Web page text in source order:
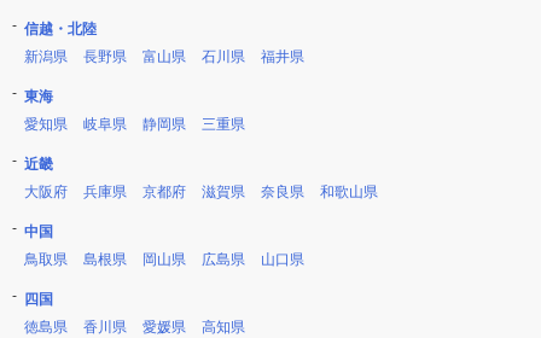
信越・北陸
新潟県
長野県 富山県 石川県 福井県
東海
愛知県
岐阜県 静岡県 三重県
近畿
大阪府
兵庫県 京都府 滋賀県 奈良県 和歌山県
中国
鳥取県
島根県 岡山県 広島県 山口県
四国
徳島県
香川県 愛媛県 高知県